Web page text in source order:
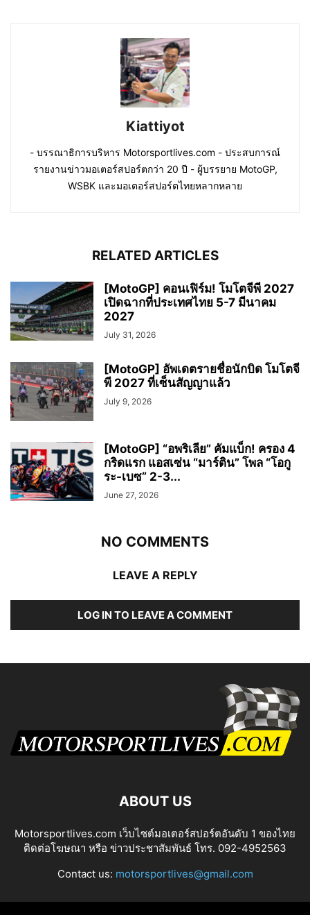
Kiattiyot
- บรรณาธิการบริหาร Motorsportlives.com - ประสบการณ์
รายงานข่าวมอเตอร์สปอร์ตกว่า 20 ปี - ผู้บรรยาย MotoGP,
WSBK และมอเตอร์สปอร์ตไทยหลากหลาย
RELATED ARTICLES
[MotoGP] คอนเฟิร์ม! โมโตจีพี 2027
เปิดฉากที่ประเทศไทย 5-7 มีนาคม
2027
July 31, 2026
[MotoGP] อัพเดตรายชื่อนักบิด โมโตจี
พี 2027 ที่เซ็นสัญญาแล้ว
July 9, 2026
[MotoGP] “อพริเลีย” คัมแบ็ก! ครอง 4
กริดแรก แอสเซ่น “มาร์ติน” โพล “โอกู
ระ-เบซ” 2-3...
June 27, 2026
NO COMMENTS
LEAVE A REPLY
LOG IN TO LEAVE A COMMENT
ABOUT US
Motorsportlives.com เว็บไซต์มอเตอร์สปอร์ตอันดับ 1 ของไทย
ติดต่อโฆษณา หรือ ข่าวประชาสัมพันธ์ โทร. 092-4952563
Contact us: motorsportlives@gmail.com